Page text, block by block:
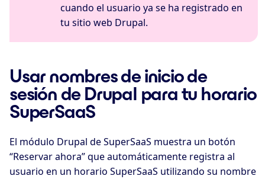
cuando el usuario ya se ha registrado en
tu sitio web Drupal.
Usar nombres de inicio de
sesión de Drupal para tu horario
SuperSaaS
El módulo Drupal de SuperSaaS muestra un botón
“Reservar ahora” que automáticamente registra al
usuario en un horario SuperSaaS utilizando su nombre